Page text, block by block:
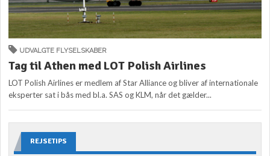
UDVALGTE FLYSELSKABER
Tag til Athen med LOT Polish Airlines
LOT Polish Airlines er medlem af Star Alliance og bliver af internationale
eksperter sat i bås med bl.a. SAS og KLM, når det gælder...
REJSETIPS